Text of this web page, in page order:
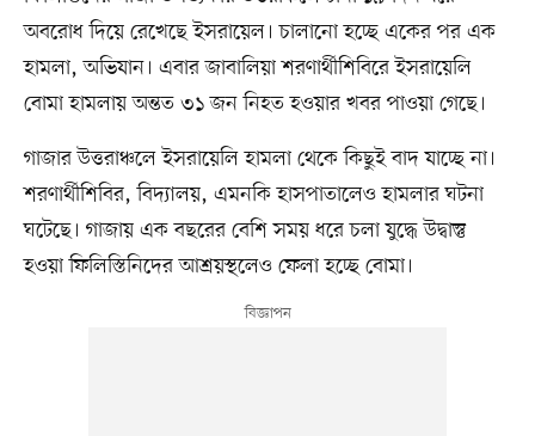
অবরোধ দিয়ে রেখেছে ইসরায়েল। চালানো হচ্ছে একের পর এক
হামলা, অভিযান। এবার জাবালিয়া শরণার্থীশিবিরে ইসরায়েলি
বোমা হামলায় অন্তত ৩১ জন নিহত হওয়ার খবর পাওয়া গেছে।
গাজার উত্তরাঞ্চলে ইসরায়েলি হামলা থেকে কিছুই বাদ যাচ্ছে না।
শরণার্থীশিবির, বিদ্যালয়, এমনকি হাসপাতালেও হামলার ঘটনা
ঘটেছে। গাজায় এক বছরের বেশি সময় ধরে চলা যুদ্ধে উদ্বাস্তু
হওয়া ফিলিস্তিনিদের আশ্রয়স্থলেও ফেলা হচ্ছে বোমা।